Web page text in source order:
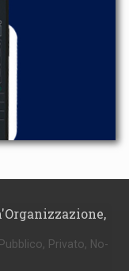
Privato, No-